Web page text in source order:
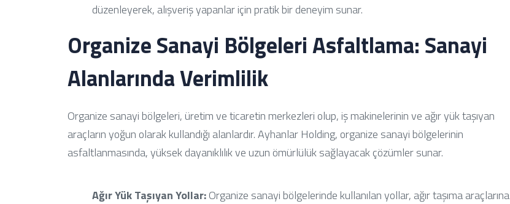
düzenleyerek, alışveriş yapanlar için pratik bir deneyim sunar.
Organize Sanayi Bölgeleri Asfaltlama: Sanayi
Alanlarında Verimlilik
Organize sanayi bölgeleri, üretim ve ticaretin merkezleri olup, iş makinelerinin ve ağır yük taşıyan
araçların yoğun olarak kullandığı alanlardır. Ayhanlar Holding, organize sanayi bölgelerinin
asfaltlanmasında, yüksek dayanıklılık ve uzun ömürlülük sağlayacak çözümler sunar.
Ağır Yük Taşıyan Yollar:Organize sanayi bölgelerinde kullanılan yollar, ağır taşıma araçlarına